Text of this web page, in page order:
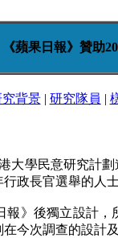
《蘋果日報》贊助
究背景| 研究隊員 |
大學民意研究計
政長官選舉的人
》後獨立設計
今次調查的設計